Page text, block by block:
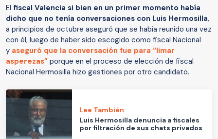
El fiscal Valencia si bien en un primer momento había
dicho que no tenía conversaciones con Luis Hermosilla,
a principios de octubre aseguró que se había reunido una vez
con él, luego de haber sido escogido como fiscal Nacional
y aseguró que la conversación fue para “limar
asperezas” porque en el proceso de elección de fiscal
Nacional Hermosilla hizo gestiones por otro candidato.
Lee También
Luis Hermosilla denuncia a fiscales
por filtración de sus chats privados